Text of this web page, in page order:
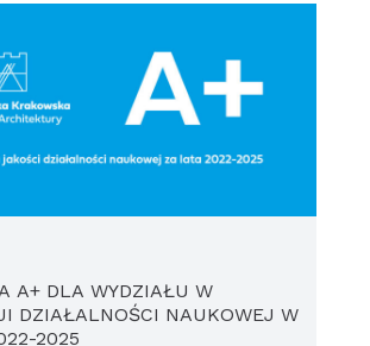
A+ DLA WYDZIAŁU W
DZIAŁALNOŚCI NAUKOWEJ W
2025